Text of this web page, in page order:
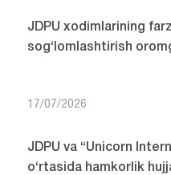
JDPU xodimlarining
sog‘lomlashtirish
17/07/2026
JDPU va “Unicorn
o‘rtasida hamkorlik